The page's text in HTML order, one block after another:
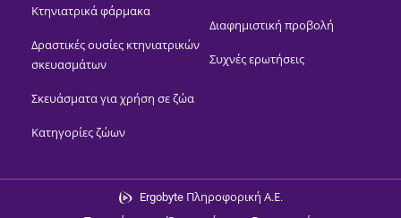
Κτηνιατρικά φάρμακα
Δραστικές ουσίες κτηνιατρικών
σκευασμάτων
Σκευάσματα για χρήση σε ζώα
Κατηγορίες ζώων
Διαφημιστική προβολή
Συχνές ερωτήσεις
Ergobyte Πληροφορική Α.Ε.